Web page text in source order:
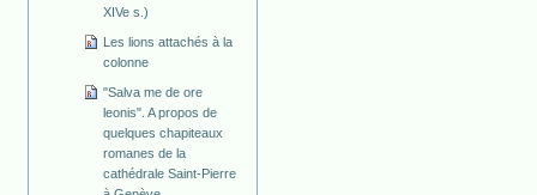
XIVe s.)
Les lions attachés à la
colonne
"Salva me de ore
leonis". A propos de
quelques chapiteaux
romanes de la
cathédrale Saint-Pierre